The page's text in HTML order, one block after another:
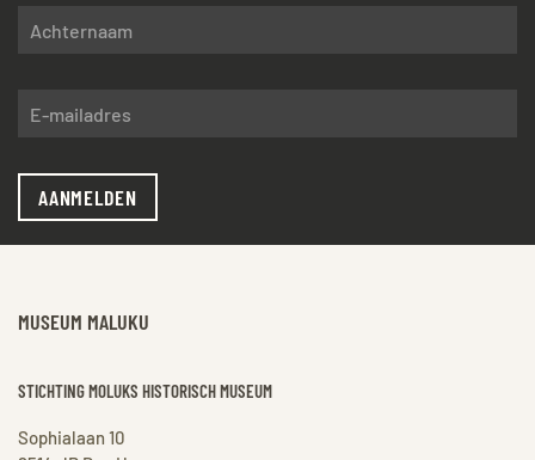
AANMELDEN
MUSEUM MALUKU
STICHTING MOLUKS HISTORISCH MUSEUM
Sophialaan 10